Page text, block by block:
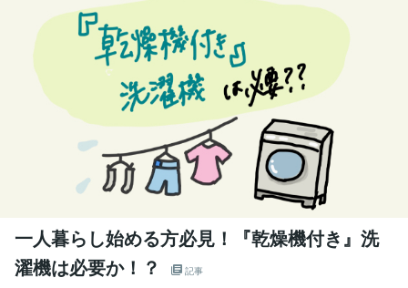
一人暮らし始める方必見！『乾燥機付き』洗
濯機は必要か！？
記事